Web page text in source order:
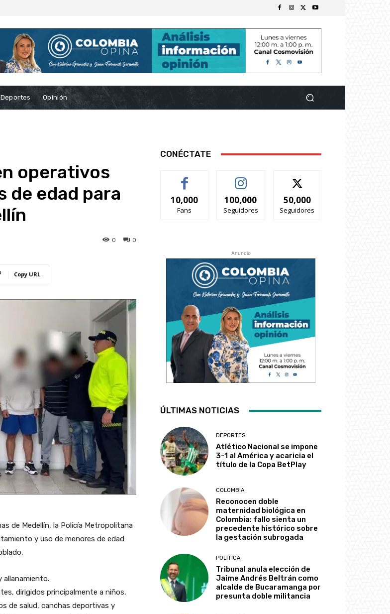
Deportes Opinión
operativos
de edad para
0
0
Copy URL
de Medellín, la Policía Metropolitana
y uso de menores de edad
allanamiento.
dirigidos principalmente a niños,
de salud, canchas deportivas y
CONÉCTATE
10,000
Fans
100,000
Seguidores
50,000
Seguidores
Anuncio
ÚLTIMAS NOTICIAS
DEPORTES
Atlético Nacional se impone
3-1 al América y acaricia el
título de la Copa BetPlay
COLOMBIA
Reconocen doble
maternidad biológica en
Colombia: fallo sienta un
precedente histórico sobre
la gestación subrogada
POLÍTICA
Tribunal anula elección de
Jaime Andrés Beltrán como
alcalde de Bucaramanga por
presunta doble militancia